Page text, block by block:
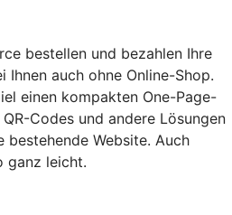
bestellen und bezahlen Ihre
Ihnen auch ohne Online-Shop.
einen kompakten One-Page-
Codes und andere Lösungen
bestehende Website. Auch
ganz leicht.